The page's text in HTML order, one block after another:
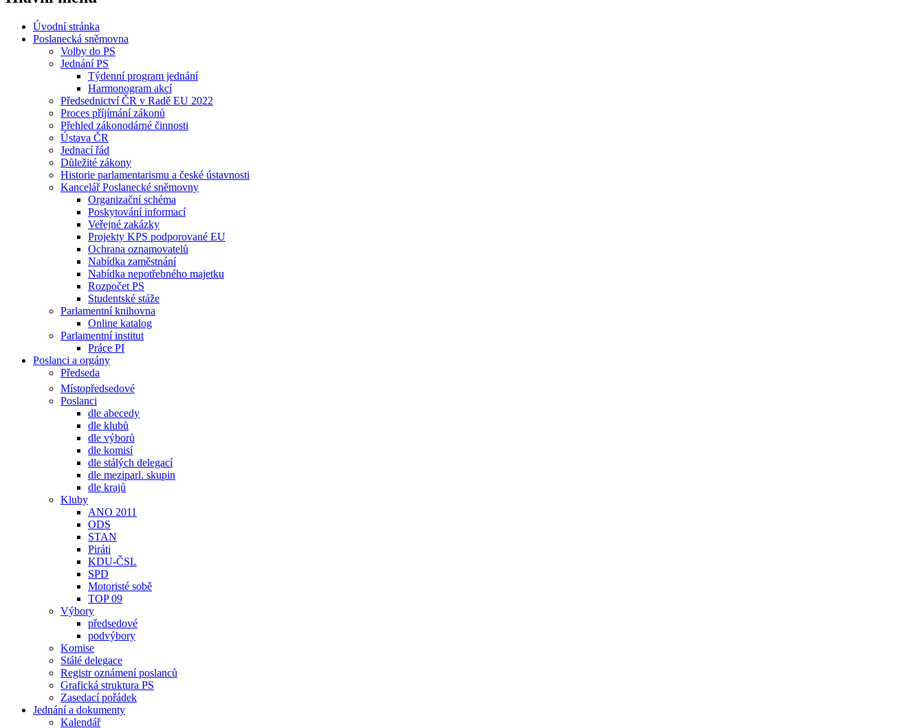
Úvodní stránka
Poslanecká sněmovna
Volby do PS
Jednání PS
Týdenní program jednání
Harmonogram akcí
Předsednictví ČR v Radě EU 2022
Proces příjímání zákonů
Přehled zákonodárné činnosti
Ústava ČR
Jednací řád
Důležité zákony
Historie parlamentarismu a české ústavnosti
Kancelář Poslanecké sněmovny
Organizační schéma
Poskytování informací
Veřejné zakázky
Projekty KPS podporované EU
Ochrana oznamovatelů
Nabídka zaměstnání
Nabídka nepotřebného majetku
Rozpočet PS
Studentské stáže
Parlamentní knihovna
Online katalog
Parlamentní institut
Práce PI
Poslanci a orgány
Předseda
Místopředsedové
Poslanci
dle abecedy
dle klubů
dle výborů
dle komisí
dle stálých delegací
dle meziparl. skupin
dle krajů
Kluby
ANO 2011
ODS
STAN
Piráti
KDU-ČSL
SPD
Motoristé sobě
TOP 09
Výbory
předsedové
podvýbory
Komise
Stálé delegace
Registr oznámení poslanců
Grafická struktura PS
Zasedací pořádek
Jednání a dokumenty
Kalendář